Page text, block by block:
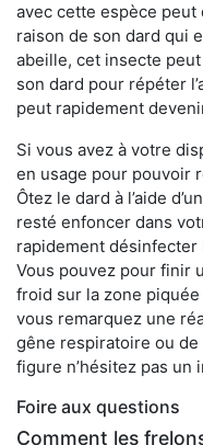
avec cette espèce peut
raison de son dard qui
abeille, cet insecte
son dard pour répéter
peut rapidement
Si vous avez à votre
en usage pour pouvoir
Ôtez le dard à l’aide
resté enfoncer dans
rapidement désinfecter
Vous pouvez pour finir
froid sur la zone
vous remarquez une
gêne respiratoire ou
figure n’hésitez pas un
Foire aux questions
Comment les